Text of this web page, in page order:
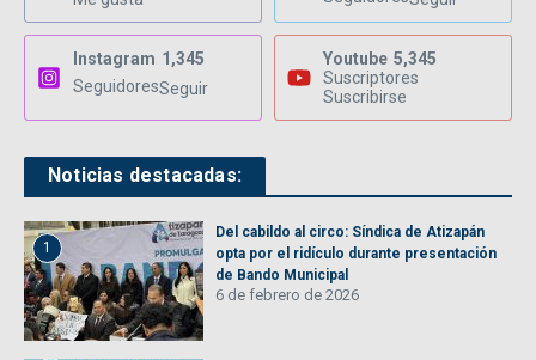
Instagram 1,345
SeguidoresSeguir
Youtube 5,345
Suscriptores
Suscribirse
Noticias destacadas:
1
Del cabildo al circo: Síndica de Atizapán
opta por el ridículo durante presentación
de Bando Municipal
6 de febrero de 2026